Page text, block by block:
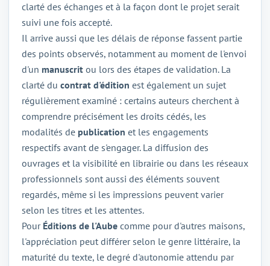
clarté des échanges et à la façon dont le projet serait
suivi une fois accepté.
Il arrive aussi que les délais de réponse fassent partie
des points observés, notamment au moment de l'envoi
d'un manuscrit ou lors des étapes de validation. La
clarté du contrat d'édition est également un sujet
régulièrement examiné : certains auteurs cherchent à
comprendre précisément les droits cédés, les
modalités de publication et les engagements
respectifs avant de s'engager. La diffusion des
ouvrages et la visibilité en librairie ou dans les réseaux
professionnels sont aussi des éléments souvent
regardés, même si les impressions peuvent varier
selon les titres et les attentes.
Pour Éditions de l'Aube comme pour d'autres maisons,
l'appréciation peut différer selon le genre littéraire, la
maturité du texte, le degré d'autonomie attendu par